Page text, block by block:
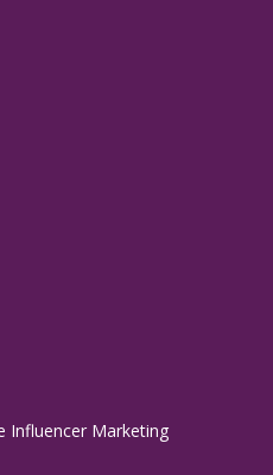
Influencer Marketing